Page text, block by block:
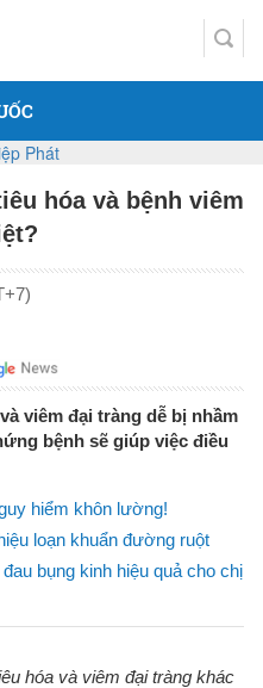
hóa và bệnh viêm
viêm đại tràng dễ bị nhầm
bệnh sẽ giúp việc điều
hiểm khôn lường!
loạn khuẩn đường ruột
bụng kinh hiệu quả cho chị
hóa và viêm đại tràng khác